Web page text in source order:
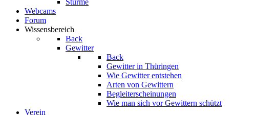
Stürme
Webcams
Forum
Wissensbereich
Back
Gewitter
Back
Gewitter in Thüringen
Wie Gewitter entstehen
Arten von Gewittern
Begleiterscheinungen
Wie man sich vor Gewittern schützt
Verein